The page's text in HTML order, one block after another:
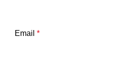
Email *